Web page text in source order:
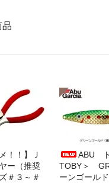
品
！！】Ｊ
ー（推奨
＃３～＃
ABU
TOBY＞
ーンゴールド